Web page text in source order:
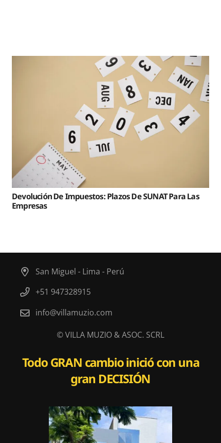
Devolución De Impuestos: Plazos De SUNAT Para Las
Empresas
San Miguel - Lima - Perú
+51 947328915
info@villamuzio.com
© VILLA MUZIO & ASOC. SCRL
TodoGRAN cambio inició con una
gran DECISIÓN